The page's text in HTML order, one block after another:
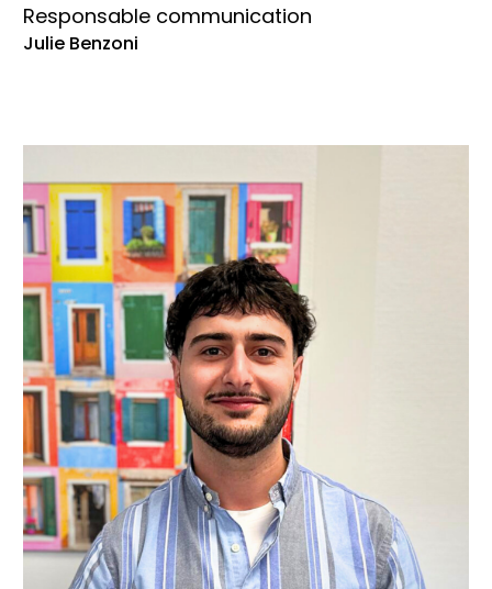
Responsable communication
Julie Benzoni